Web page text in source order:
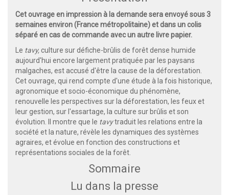
Cet ouvrage en impression à la demande sera envoyé sous 3
semaines environ (France métropolitaine) et dans un colis
séparé en cas de commande avec un autre livre papier.
Le tavy,culture sur défiche-brûlis de forêt dense humide
aujourd'hui encore largement pratiquée par les paysans
malgaches, est accusé d'être la cause de la déforestation.
Cet ouvrage, qui rend compte d'une étude à la fois historique,
agronomique et socio-économique du phénomène,
renouvelle les perspectives sur la déforestation, les feux et
leur gestion, sur l'essartage, la culture sur brûlis et son
évolution. Il montre que le tavytraduit les relations entre la
société et la nature, révèle les dynamiques des systèmes
agraires, et évolue en fonction des constructions et
représentations sociales de la forêt.
Sommaire
Lu dans la presse